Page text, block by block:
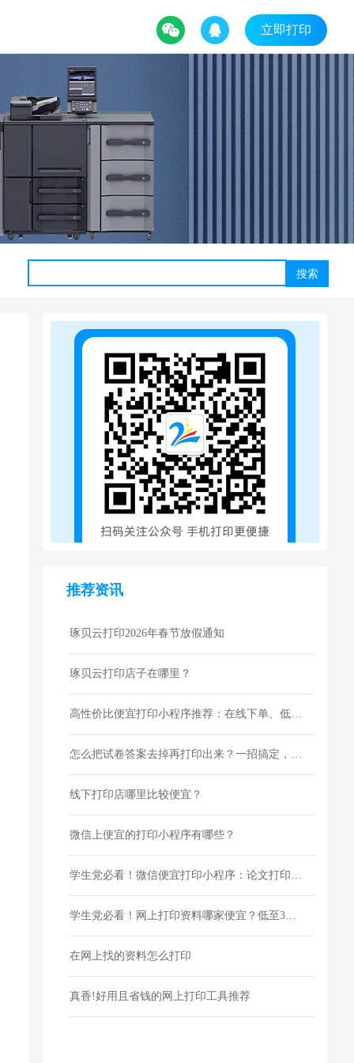
立即打印
搜索
推荐资讯
琢贝云打印2026年春节放假通知
琢贝云打印店子在哪里？
高性价比便宜打印小程序推荐：在线下单、低价快印、全国包邮
怎么把试卷答案去掉再打印出来？一招搞定，还省下打印费！
线下打印店哪里比较便宜？
微信上便宜的打印小程序有哪些？
学生党必看！微信便宜打印小程序：论文打印100页仅5元
学生党必看！网上打印资料哪家便宜？低至3分/页
在网上找的资料怎么打印
真香!好用且省钱的网上打印工具推荐